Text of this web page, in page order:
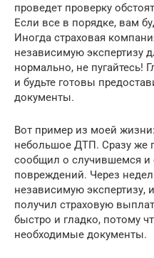
проведет проверку
Если все в порядке, вам
Иногда страховая
независимую экспертизу
нормально, не пугайтесь!
и будьте готовы
документы.
Вот пример из моей
небольшое ДТП. Сразу же
сообщил о случившемся и
повреждений. Через
независимую экспертизу,
получил страховую
быстро и гладко, потому
необходимые документы.